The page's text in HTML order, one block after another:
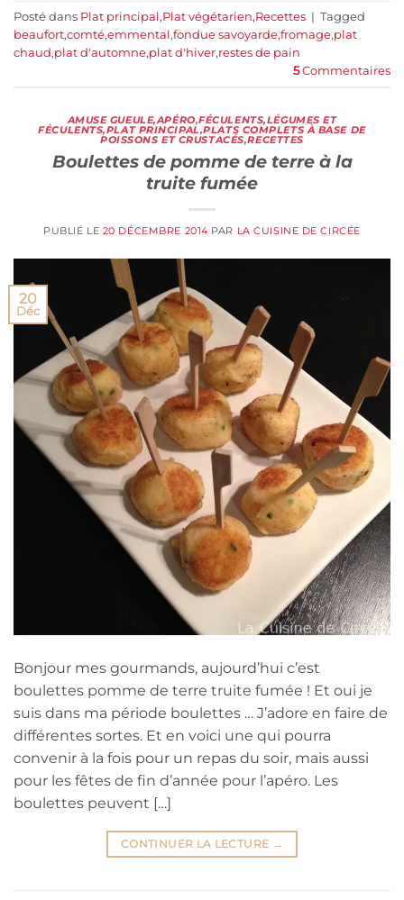
Posté dans Plat principal,Plat végétarien,Recettes | Tagged
beaufort,comté,emmental,fondue savoyarde,fromage,plat
chaud,plat d'automne,plat d'hiver,restes de pain
5Commentaires
AMUSE GUEULE,APÉRO,FÉCULENTS,LÉGUMES ET
FÉCULENTS,PLAT PRINCIPAL,PLATS COMPLETS À BASE DE
POISSONS ET CRUSTACÉS,RECETTES
Boulettes de pomme de terre à la
truite fumée
PUBLIÉ LE 20 DÉCEMBRE 2014 PAR LA CUISINE DE CIRCÉE
20
Déc
Bonjour mes gourmands, aujourd’hui c’est
boulettes pomme de terre truite fumée ! Et oui je
suis dans ma période boulettes … J’adore en faire de
différentes sortes. Et en voici une qui pourra
convenir à la fois pour un repas du soir, mais aussi
pour les fêtes de fin d’année pour l’apéro. Les
boulettes peuvent […]
CONTINUER LA LECTURE →